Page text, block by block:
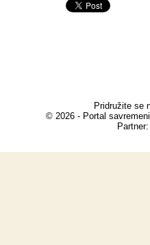
Pridružite se
© 2026 - Portal